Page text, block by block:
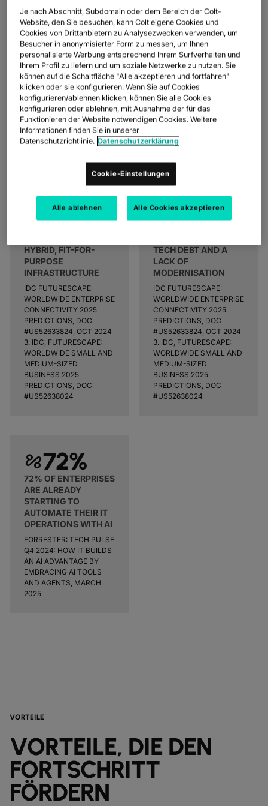
LAN + DRAHTLOSES LAN
ALLE NETZWERKDIENSTE
CHANGE. THRIVE IN IT.
How can you prepare for the future when you don't know what
it looks like?
Build digital infrastructure that's equipped to deal with future
disruption and new opportunities, and moves your people and
processes forward too.
75%
BY 2028, 75% OF
HYBRID, FIT-FOR-
PURPOSE
INFRASTRUCTURE
IDC FUTURESCAPE:
WORLDWIDE ENTERPRISE
CONNECTIVITY 2025
PREDICTIONS, DOC
#US52633824, OCT 2024
3. IDC, FUTURESCAPE:
WORLDWIDE SMALL AND
MEDIUM-SIZED
BUSINESS 2025
PREDICTIONS, DOC
#US52638024
money_bag50%
BY 2029, 50% OF THE
G2000 WILL SUFFER
TECH DEBT AND A
LACK OF
MODERNISATION
IDC FUTURESCAPE:
WORLDWIDE ENTERPRISE
CONNECTIVITY 2025
PREDICTIONS, DOC
#US52633824, OCT 2024
3. IDC, FUTURESCAPE:
WORLDWIDE SMALL AND
MEDIUM-SIZED
BUSINESS 2025
PREDICTIONS, DOC
#US52638024
automation72%
72% OF ENTERPRISES
ARE ALREADY
STARTING TO
AUTOMATE THEIR IT
OPERATIONS WITH AI
FORRESTER: TECH PULSE
Q4 2024: HOW IT BUILDS
AN AI ADVANTAGE BY
EMBRACING AI TOOLS
AND AGENTS, MARCH
2025
VORTEILE
VORTEILE, DIE DEN
FORTSCHRITT
FÖRDERN
Je nach Abschnitt, Subdomain oder dem Bereich der Colt-
Website, den Sie besuchen, kann Colt eigene Cookies und
Cookies von Drittanbietern zu Analysezwecken verwenden, um
Besucher in anonymisierter Form zu messen, um Ihnen
personalisierte Werbung entsprechend Ihrem Surfverhalten und
Ihrem Profil zu liefern und um soziale Netzwerke zu nutzen. Sie
können auf die Schaltfläche "Alle akzeptieren und fortfahren"
klicken oder sie konfigurieren. Wenn Sie auf Cookies
konfigurieren/ablehnen klicken, können Sie alle Cookies
konfigurieren oder ablehnen, mit Ausnahme der für das
Funktionieren der Website notwendigen Cookies. Weitere
Informationen finden Sie in unserer
Datenschutzrichtlinie. Datenschutzerklärung
Cookie-Einstellungen
Alle ablehnen Alle Cookies akzeptieren